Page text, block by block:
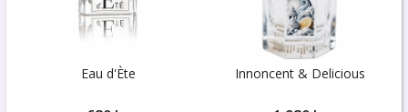
Eau d'Ète Innoncent & Delicious